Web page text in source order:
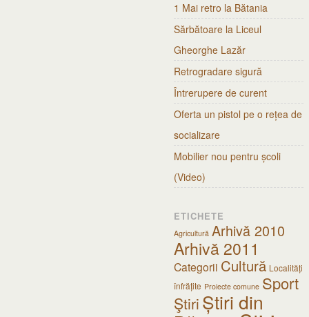
1 Mai retro la Bătania
Sărbătoare la Liceul
Gheorghe Lazăr
Retrogradare sigură
Întrerupere de curent
Oferta un pistol pe o rețea de
socializare
Mobilier nou pentru școli
(Video)
ETICHETE
Agricultură Arhivă 2010
Arhivă 2011
Categorii Cultură Localități
înfrățite Proiecte comune Sport
Ştiri Știri din